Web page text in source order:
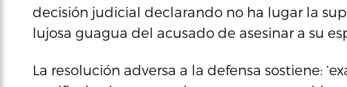
decisión judicial declarando no ha lugar la
lujosa guagua del acusado de asesinar a su
La resolución adversa a la defensa sostiene: